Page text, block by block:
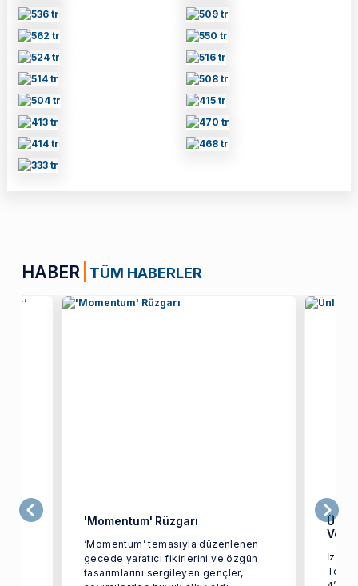
HABER TÜM HABERLER
'Momentum' Rüzgarı
‘Momentum’ temasıyla düzenlenen
gecede yaratıcı fikirlerini ve özgün
tasarımlarını sergileyen gençler,
Ünlü
Verdi
İzmir